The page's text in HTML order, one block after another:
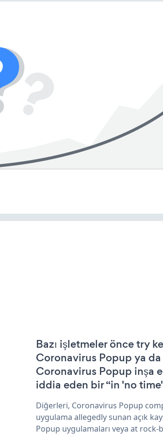
Bazı işletmeler önce try
Coronavirus Popup ya
Coronavirus Popup inşa
iddia eden bir “in 'no
Diğerleri, Coronavirus Popup
uygulama allegedly sunan açık
Popup uygulamaları veya at